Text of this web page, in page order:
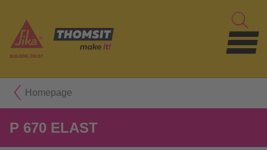
Homepage
P 670 ELAST